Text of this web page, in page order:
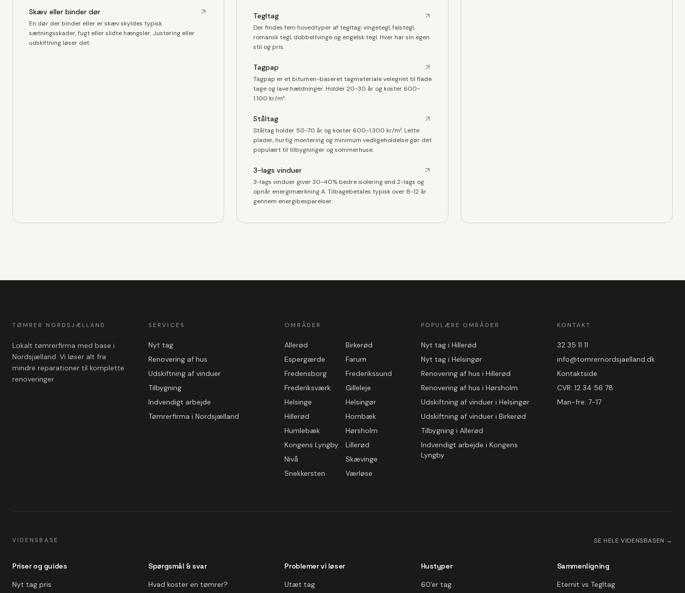
Skæv eller binder dør
En dør der binder eller er skæv skyldes typisk
sætningsskader, fugt eller slidte hængsler. Justering eller
udskiftning løser det.
Tegltag
Der findes fem hovedtyper af tegltag: vingetegl, falstegl,
romansk tegl, dobbeltvinge og engelsk tegl. Hver har sin egen
stil og pris.
Tagpap
Tagpap er et bitumen-baseret tagmateriale velegnet til flade
tage og lave hældninger. Holder 20-30 år og koster 600-
1.100 kr/m².
Ståltag
Ståltag holder 50-70 år og koster 600-1.300 kr/m². Lette
plader, hurtig montering og minimum vedligeholdelse gør det
populært til tilbygninger og sommerhuse.
3-lags vinduer
3-lags vinduer giver 30-40% bedre isolering end 2-lags og
opnår energimærkning A. Tilbagebetales typisk over 8-12 år
gennem energibesparelser.
TØMRER NORDSJÆLLAND
Lokalt tømrerfirma med base i
Nordsjælland. Vi løser alt fra
mindre reparationer til komplette
renoveringer.
SERVICES
Nyt tag
Renovering af hus
Udskiftning af vinduer
Tilbygning
Indvendigt arbejde
Tømrerfirma i Nordsjælland
OMRÅDER
Allerød
Birkerød
Espergærde
Farum
Fredensborg
Frederikssund
Frederiksværk
Gilleleje
Helsinge
Helsingør
Hillerød
Hornbæk
Humlebæk
Hørsholm
Kongens Lyngby
Lillerød
Nivå
Skævinge
Snekkersten
Værløse
POPULÆRE OMRÅDER
Nyt tag i Hillerød
Nyt tag i Helsingør
Renovering af hus i Hillerød
Renovering af hus i Hørsholm
Udskiftning af vinduer i Helsingør
Udskiftning af vinduer i Birkerød
Tilbygning i Allerød
Indvendigt arbejde i Kongens
Lyngby
KONTAKT
32 35 11 11
info@tomrernordsjaelland.dk
Kontaktside
CVR: 12 34 56 78
Man-fre: 7-17
VIDENSBASE SE HELE VIDENSBASEN →
Priser og guides
Nyt tag pris
Spørgsmål & svar
Hvad koster en tømrer?
Problemer vi løser
Utæt tag
Hustyper
60'er tag
Sammenligning
Eternit vs Tegltag